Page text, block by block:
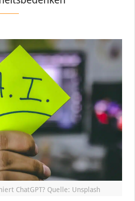
ChatGPT? Quelle: Unsplash